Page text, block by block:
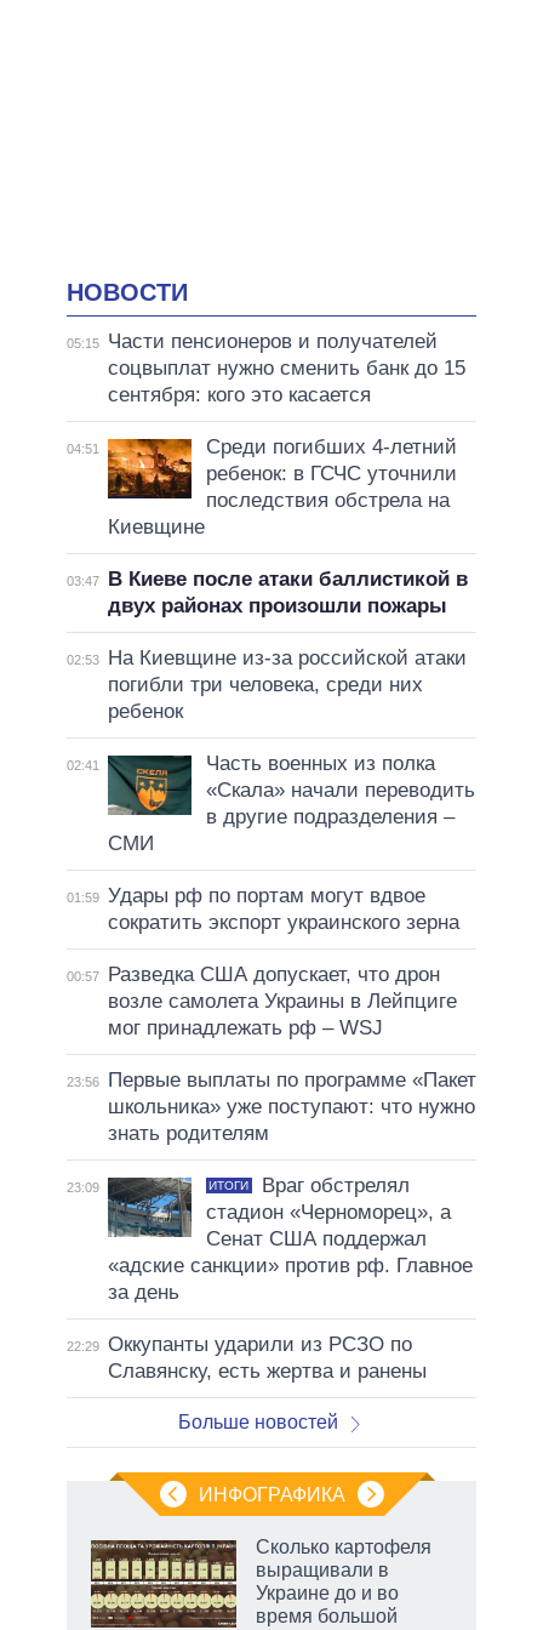
НОВОСТИ
05:15
Части пенсионеров и получателей
соцвыплат нужно сменить банк до 15
сентября: кого это касается
04:51
Среди погибших 4-летний
ребенок: в ГСЧС уточнили
последствия обстрела на
Киевщине
03:47
В Киеве после атаки баллистикой в
двух районах произошли пожары
02:53
На Киевщине из-за российской атаки
погибли три человека, среди них
ребенок
02:41
Часть военных из полка
«Скала» начали переводить
в другие подразделения –
СМИ
01:59 Удары рф по портам могут вдвое
сократить экспорт украинского зерна
00:57
Разведка США допускает, что дрон
возле самолета Украины в Лейпциге
мог принадлежать рф – WSJ
23:56
Первые выплаты по программе «Пакет
школьника» уже поступают: что нужно
знать родителям
23:09 ИТОГИ
Враг обстрелял
стадион «Черноморец», а
Сенат США поддержал
«адские санкции» против рф. Главное
за день
22:29 Оккупанты ударили из РСЗО по
Славянску, есть жертва и ранены
Больше новостей
ИНФОГРАФИКА
Сколько картофеля
выращивали в
Украине до и во
время большой